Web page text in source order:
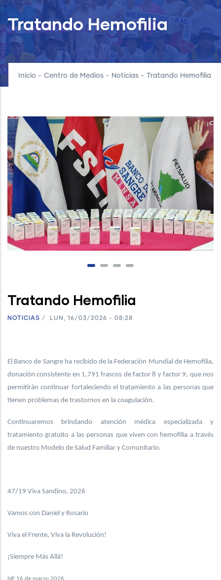
Tratando Hemofilia
Inicio - Centro de Medios - Noticias - Tratando Hemofilia
Tratando Hemofilia
NOTICIAS / LUN, 16/03/2026 - 08:28
El Banco de Sangre ha recibido de la Federación Mundial de Hemofilia,
donación consistente en 1,791 frascos de factor 8 y factor 9, que nos
permitirán continuar fortaleciendo el tratamiento a las personas que
tienen problemas de trastornos en la coagulación.
Continuaremos brindando atención médica especializada y
tratamiento gratuito a las personas que viven con hemofilia a través
de nuestro Modelo de Salud Familiar y Comunitario.
47/19 Viva Sandino, 2026
Vamos con Daniel y Rosario
Viva el Frente, Viva la Revolución!
¡Siempre Más Allá!